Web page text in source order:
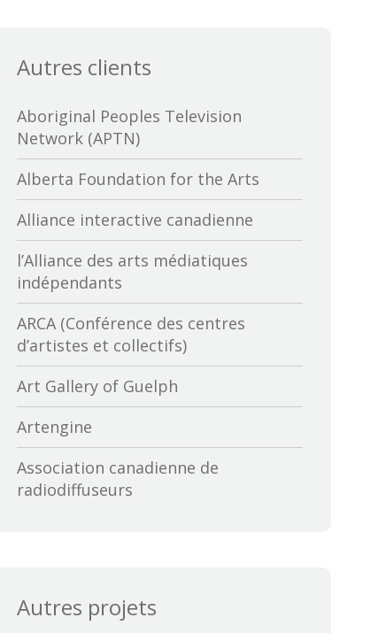
Autres clients
Aboriginal Peoples Television
Network (APTN)
Alberta Foundation for the Arts
Alliance interactive canadienne
l’Alliance des arts médiatiques
indépendants
ARCA (Conférence des centres
d’artistes et collectifs)
Art Gallery of Guelph
Artengine
Association canadienne de
radiodiffuseurs
British Columbia Film
Autres projets